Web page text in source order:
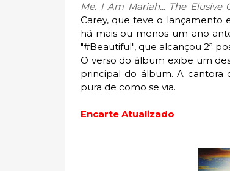
Me. I Am Mariah... The Elusive
Carey, que teve o lançamento
há mais ou menos um ano
"#Beautiful", que alcançou 2ª
O verso do álbum exibe um
principal do álbum. A cantora
pura de como se via.
Encarte Atualizado